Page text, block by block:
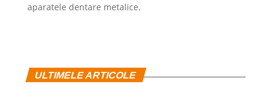
aparatele dentare metalice.
ULTIMELE ARTICOLE